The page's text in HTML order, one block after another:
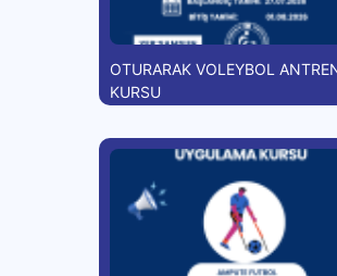
OTURARAK VOLEYBOL
KURSU